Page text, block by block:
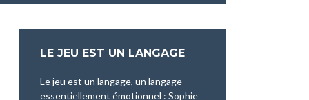
LE JEU EST UN LANGAGE
Le jeu est un langage, un langage
essentiellement émotionnel : Sophie